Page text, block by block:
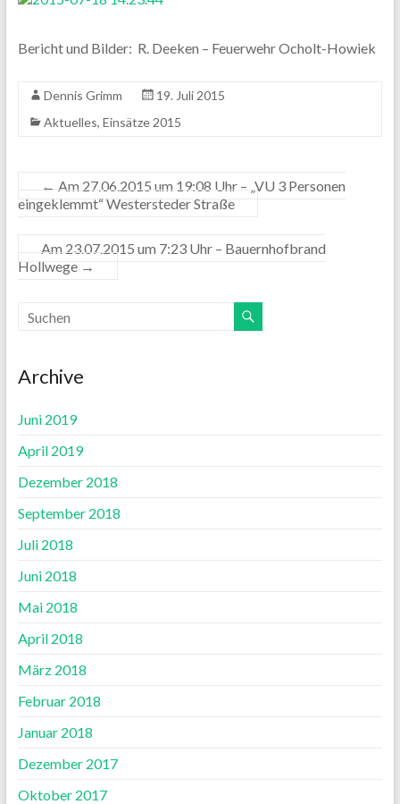
Bericht und Bilder: R. Deeken – Feuerwehr Ocholt-Howiek
Dennis Grimm
19. Juli 2015
Aktuelles, Einsätze 2015
← Am 27.06.2015 um 19:08 Uhr – „VU 3 Personen
eingeklemmt“ Westersteder Straße
Am 23.07.2015 um 7:23 Uhr – Bauernhofbrand
Hollwege →
Archive
Juni 2019
April 2019
Dezember 2018
September 2018
Juli 2018
Juni 2018
Mai 2018
April 2018
März 2018
Februar 2018
Januar 2018
Dezember 2017
Oktober 2017